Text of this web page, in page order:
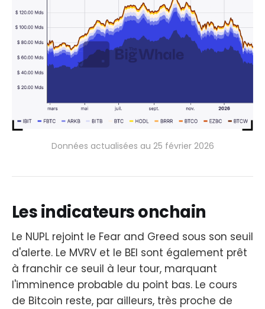
Données actualisées au 25 février 2026
Les indicateurs onchain
Le NUPL rejoint le Fear and Greed sous son seuil
d'alerte. Le MVRV et le BEI sont également prêt
à franchir ce seuil à leur tour, marquant
l'imminence probable du point bas. Le cours
de Bitcoin reste, par ailleurs, très proche de